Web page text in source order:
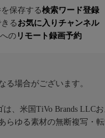
保存する検索ワード登録
る お気に入りチャンネル
の リモート録画予約
る場合がございます。
、米国TiVo Brands LLC
ゆる素材の無断複写・転